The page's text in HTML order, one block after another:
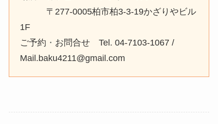
〒277-0005柏市柏3-3-19かざりやビル
1F
ご予約 ・ お問合せ Tel. 04-7103-1067 /
Mail.baku4211@gmail.com